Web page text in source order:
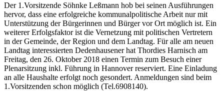
Der 1.Vorsitzende Söhnke Leßmann hob bei seinen Ausführungen
hervor, dass eine erfolgreiche kommunalpolitische Arbeit nur mit
Unterstützung der Bürgerinnen und Bürger vor Ort möglich ist. Ein
weiterer Erfolgsfaktor ist die Vernetzung mit politischen Vertretern
in der Gemeinde, der Region und dem Landtag. Für alle am neuen
Landtag interessierten Dedenhausener hat Thordies Harnisch am
Freitag, den 26. Oktober 2018 einen Termin zum Besuch einer
Plenarsitzung inkl. Führung in Hannover reserviert. Eine Einladung
an alle Haushalte erfolgt noch gesondert. Anmeldungen sind beim
1.Vorsitzenden schon möglich (Tel.6908140).